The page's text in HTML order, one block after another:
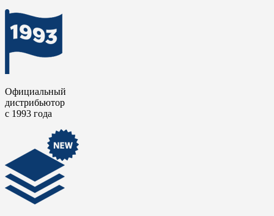
Официальный
дистрибьютор
с 1993 года